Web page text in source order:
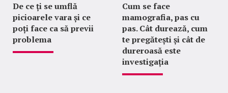
De ce ți se umflă
picioarele vara și ce
poți face ca să previi
problema
Cum se face
mamografia, pas cu
pas. Cât durează, cum
te pregătești și cât de
dureroasă este
investigația